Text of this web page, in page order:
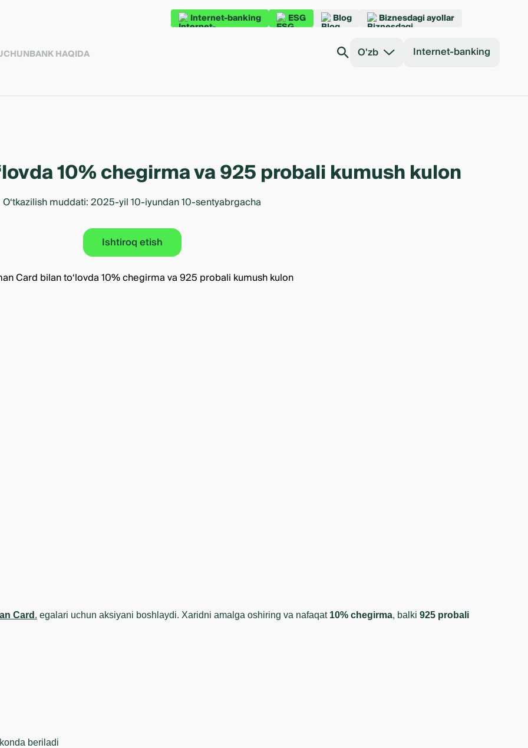
Internet-banking ESG Blog Biznesdagi ayollar
BANK HAQIDA O'zb Internet-banking
10% chegirma va 925 probali kumush kulon
O‘tkazilish muddati: 2025-yil 10-iyundan 10-sentyabrgacha
Ishtiroq etish
Card . egalari uchun aksiyani boshlaydi. Xaridni amalga oshiring va nafaqat 10% chegirma, balki 925 probali
beriladi